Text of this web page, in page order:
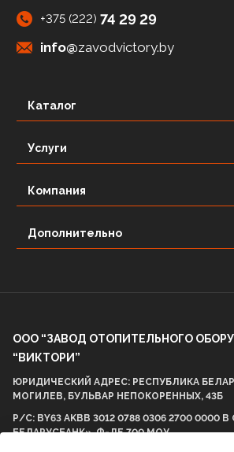
Каталог
Услуги
Компания
Дополнительно
+375 (222) 74 29 29
info@zavodvictory.by
ООО “ЗАВОД ОТОПИТЕЛЬНОГО
“ВИКТОРИ”
ЮРИДИЧЕСКИЙ АДРЕС: РЕСПУБЛИКА
МОГИЛЕВ, БУЛЬВАР НЕПОКОРЕННЫХ, 43Б
Р/С: BY63 AKBB 3012 0788 0306 2700 0000
БЕЛАРУСБАНК», Ф-ЛЕ 700 МОУ